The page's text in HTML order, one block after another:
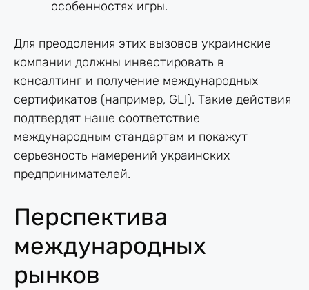
особенностях игры.
Для преодоления этих вызовов украинские
компании должны инвестировать в
консалтинг и получение международных
сертификатов (например, GLI). Такие действия
подтвердят наше соответствие
международным стандартам и покажут
серьезность намерений украинских
предпринимателей.
Перспектива
международных
рынков